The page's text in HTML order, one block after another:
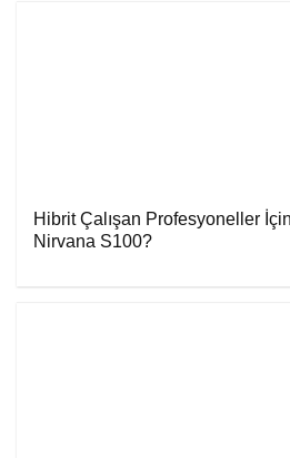
Hibrit Çalışan Profesyoneller
Nirvana S100?